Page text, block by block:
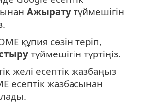
Ажырату түймешігін
құпия сөзін теріп,
түймешігін түртіңіз.
желі есептік жазбаңыз
есептік жазбасынан